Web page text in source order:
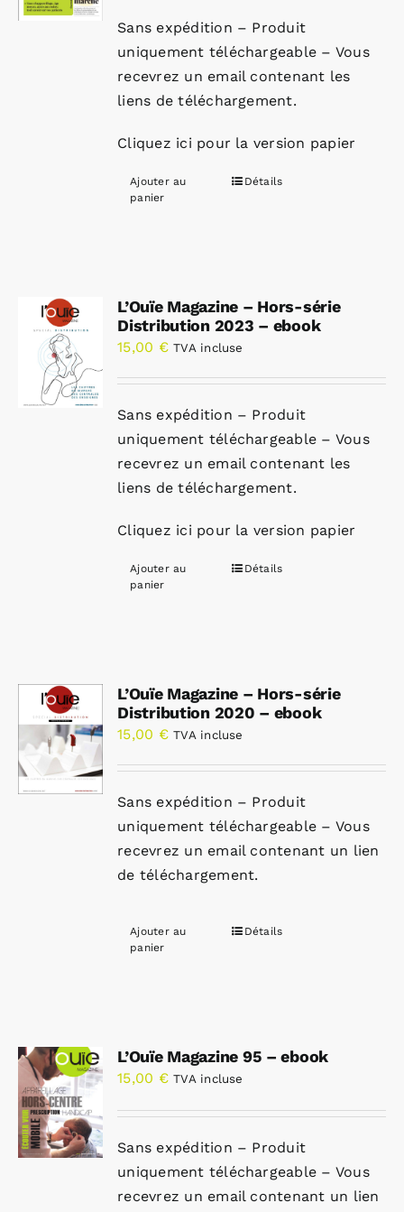
Sans expédition – Produit
uniquement téléchargeable – Vous
recevrez un email contenant les
liens de téléchargement.
Cliquez ici pour la version papier
Ajouter au
panier
Détails
L’Ouïe Magazine – Hors-série
Distribution 2023 – ebook
15,00 € TVA incluse
Sans expédition – Produit
uniquement téléchargeable – Vous
recevrez un email contenant les
liens de téléchargement.
Cliquez ici pour la version papier
Ajouter au
panier
Détails
L’Ouïe Magazine – Hors-série
Distribution 2020 – ebook
15,00 € TVA incluse
Sans expédition – Produit
uniquement téléchargeable – Vous
recevrez un email contenant un lien
de téléchargement.
Ajouter au
panier
Détails
L’Ouïe Magazine 95 – ebook
15,00 € TVA incluse
Sans expédition – Produit
uniquement téléchargeable – Vous
recevrez un email contenant un lien